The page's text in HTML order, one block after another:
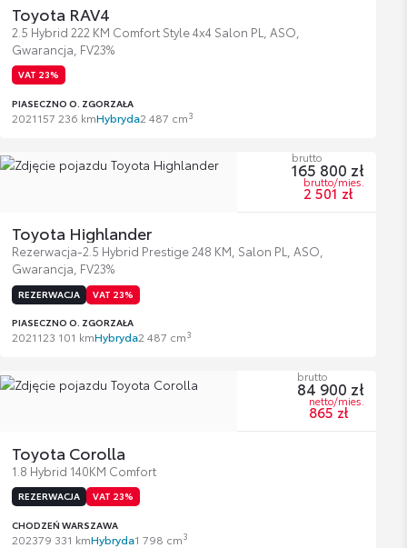
Toyota RAV4
2.5 Hybrid 222 KM Comfort Style 4x4 Salon PL, ASO,
Gwarancja, FV23%
VAT 23%
PIASECZNO O. ZGORZAŁA
2021157 236 kmHybryda2 487 cm3
Toyota Highlander
Rezerwacja-2.5 Hybrid Prestige 248 KM, Salon PL, ASO,
Gwarancja, FV23%
REZERWACJA VAT 23%
PIASECZNO O. ZGORZAŁA
2021123 101 kmHybryda2 487 cm3
brutto
165 800 zł
brutto/mies.
2 501 zł
Toyota Corolla
1.8 Hybrid 140KM Comfort
REZERWACJA VAT 23%
CHODZEŃ WARSZAWA
202379 331 kmHybryda1 798 cm3
brutto
84 900 zł
netto/mies.
865 zł